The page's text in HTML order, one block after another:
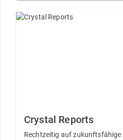
Crystal Reports
Rechtzeitig auf